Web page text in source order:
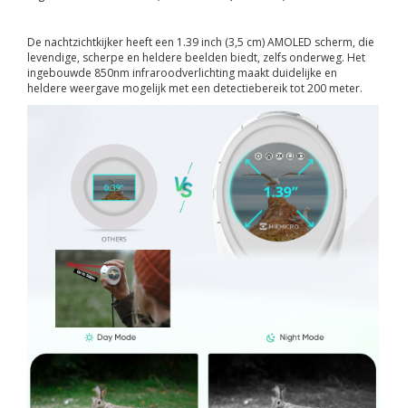
De nachtzichtkijker heeft een 1.39 inch (3,5 cm) AMOLED scherm, die
levendige, scherpe en heldere beelden biedt, zelfs onderweg. Het
ingebouwde 850nm infraroodverlichting maakt duidelijke en
heldere weergave mogelijk met een detectiebereik tot 200 meter.